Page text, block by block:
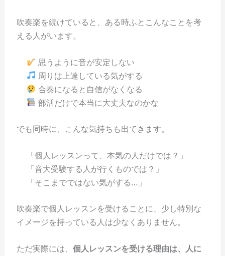
吹奏楽を続けていると、ある時ふとこんなことを考
える人がいます。
思うように音が安定しない
周りは上達している気がする
合奏になると自信がなくなる
部活だけで本当に大丈夫なのかな
でも同時に、こんな気持ちも出てきます。
「個人レッスンって、本気の人だけでは？」
「音大受験する人が行くものでは？」
「そこまでではない気がする…」
吹奏楽で個人レッスンを受けることに、少し特別な
イメージを持っている人は少なくありません。
ただ実際には、 個人レッスンを受ける理由は、人に